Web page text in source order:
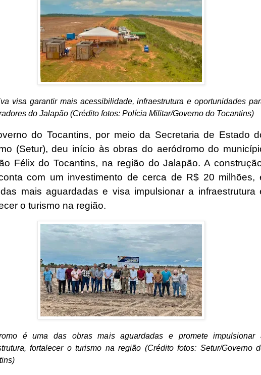
visa garantir mais acessibilidade, infraestrutura e oportunidades
do Jalapão (Crédito fotos: Polícia Militar/Governo do Tocantins)
do Tocantins, por meio da Secretaria de Estado
(Setur), deu início às obras do aeródromo do
Félix do Tocantins, na região do Jalapão. A
com um investimento de cerca de R$ 20 milhões,
mais aguardadas e visa impulsionar a infraestrutura
o turismo na região.
é uma das obras mais aguardadas e promete impulsionar
fortalecer o turismo na região (Crédito fotos: Setur/Governo